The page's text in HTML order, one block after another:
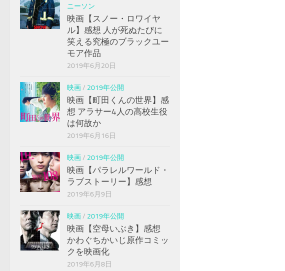
ニーソン
映画【スノー・ロワイヤ
ル】感想 人が死ぬたびに
笑える究極のブラックユー
モア作品
2019年6月20日
映画/ 2019年公開
映画【町田くんの世界】感
想 アラサー4人の高校生役
は何故か
2019年6月16日
映画/ 2019年公開
映画【パラレルワールド・
ラブストーリー】感想
2019年6月9日
映画/ 2019年公開
映画【空母いぶき】感想
かわぐちかいじ原作コミッ
クを映画化
2019年6月8日